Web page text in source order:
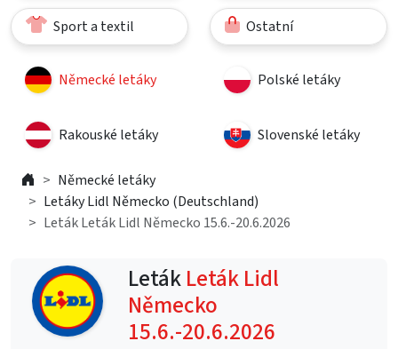
Sport a textil Ostatní
Německé letáky Polské letáky
Rakouské letáky Slovenské letáky
Německé letáky
Letáky Lidl Německo (Deutschland)
Leták Leták Lidl Německo 15.6.-20.6.2026
LetákLeták Lidl
Německo
15.6.-20.6.2026